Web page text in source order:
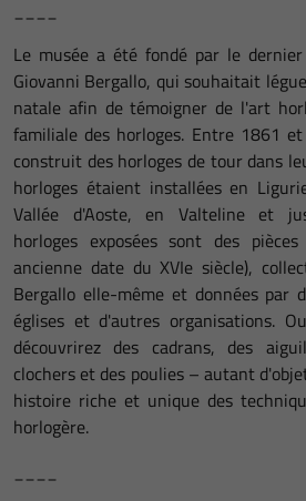
Le musée a été fondé par le
Giovanni Bergallo, qui souhaitait
natale afin de témoigner de l'art
familiale des horloges. Entre 1861
construit des horloges de tour dans
horloges étaient installées en
Vallée d'Aoste, en Valteline et
horloges exposées sont des
ancienne date du XVIe siècle),
Bergallo elle-même et données par
églises et d'autres organisations.
découvrirez des cadrans, des
clochers et des poulies – autant
histoire riche et unique des
horlogère.